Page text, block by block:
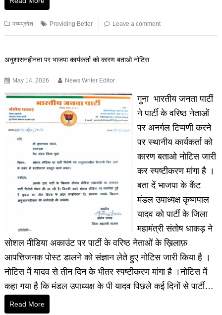
मध्यप्रदेश Providing Better Leave a comment
अनुशासनहीनता पर भाजपा कार्यकर्ता को कारण बताओ नोटिस
May 14, 2026 News Writer Editor
गुना भारतीय जनता पार्टी
ने पार्टी के वरिष्ठ नेताओं
पर अनर्गल टिप्पणी करने
पर स्थानीय कार्यकर्ता को
कारण बताओ नोटिस जारी
कर स्पष्टीकरण मांगा है ।
बता दें भाजपा के कैंट
मंडल उपाध्यक्ष कृष्णपाल
यादव को पार्टी के जिला
महामंत्री संतोष धाकड़ ने
सोशल मीडिया अकाउंट पर पार्टी के वरिष्ठ नेताओं के ख़िलाफ़
आपत्तिजनक पोस्ट डालने को संज्ञान लेते हुए नोटिस जारी किया है ।
नोटिस में यादव से तीन दिन के भीतर स्पष्टीकरण मांगा है ।नोटिस में
कहा गया है कि मंडल उपाध्यक्ष के पी यादव पिछले कई दिनों से पार्टी…
Read More